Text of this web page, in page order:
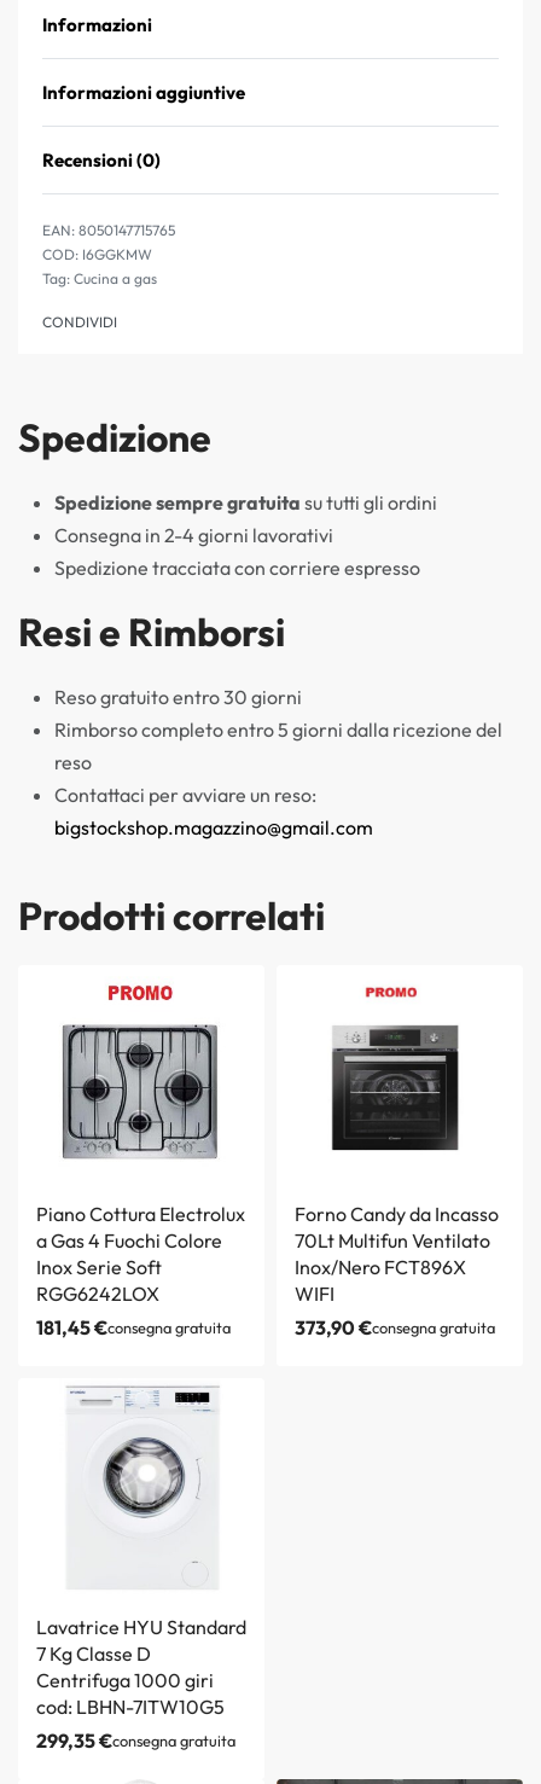
Informazioni
Informazioni aggiuntive
Recensioni (0)
EAN: 8050147715765
I6GGKMW
Tag: Cucina a gas
CONDIVIDI
Spedizione
Spedizione sempre gratuita su tutti gli ordini
Consegna in 2-4 giorni lavorativi
Spedizione tracciata con corriere espresso
Resi e Rimborsi
Reso gratuito entro 30 giorni
Rimborso completo entro 5 giorni dalla ricezione del
reso
Contattaci per avviare un reso:
bigstockshop.magazzino@gmail.com
Prodotti correlati
Piano Cottura Electrolux
a Gas 4 Fuochi Colore
Inox Serie Soft
RGG6242LOX
181,45€consegna gratuita
Forno Candy da Incasso
70Lt Multifun Ventilato
Inox/Nero FCT896X
WIFI
373,90€consegna gratuita
Lavatrice HYU Standard
7 Kg Classe D
Centrifuga 1000 giri
cod: LBHN-7ITW10G5
299,35€consegna gratuita